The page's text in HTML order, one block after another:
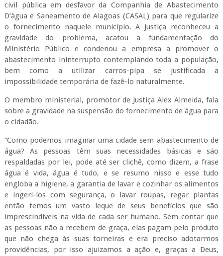
civil pública em desfavor da Companhia de Abastecimento
D’àgua e Saneamento de Alagoas (CASAL) para que regularize
o fornecimento naquele município. A Justiça reconheceu a
gravidade do problema, acatou a fundamentação do
Ministério Público e condenou a empresa a promover o
abastecimento ininterrupto contemplando toda a população,
bem como a utilizar carros-pipa se justificada a
impossibilidade temporária de fazê-lo naturalmente.
O membro ministerial, promotor de Justiça Alex Almeida, fala
sobre a gravidade na suspensão do fornecimento de água para
o cidadão.
“Como podemos imaginar uma cidade sem abastecimento de
água? As pessoas têm suas necessidades básicas e são
respaldadas por lei, pode até ser clichê, como dizem, a frase
água é vida, água é tudo, e se resumo nisso e esse tudo
engloba a higiene, a garantia de lavar e cozinhar os alimentos
e ingeri-los com segurança, o lavar roupas, regar plantas
então temos um vasto leque de seus benefícios que são
imprescindíveis na vida de cada ser humano. Sem contar que
as pessoas não a recebem de graça, elas pagam pelo produto
que não chega às suas torneiras e era preciso adotarmos
providências, por isso ajuizamos a ação e, graças a Deus,